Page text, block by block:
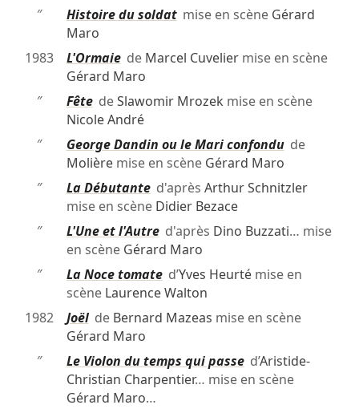
″
Histoire du soldatmise en scène Gérard
Maro
1983
L'Ormaiede Marcel Cuveliermise en scène
Gérard Maro
″
FêtedeSlawomir Mrozek mise en scène
Nicole André
″
George Dandin ou le Mari confondude
Molièremise en scène Gérard Maro
″
La Débutanted'après Arthur Schnitzler
mise en scène Didier Bezace
″
L'Une et l'Autred'après Dino Buzzati… mise
en scène Gérard Maro
″
La Noce tomated’Yves Heurtémise en
scène Laurence Walton
1982
Joëlde Bernard Mazeas mise en scène
Gérard Maro
″
Le Violon du temps qui passed’Aristide-
Christian Charpentier… mise en scène
Gérard Maro…